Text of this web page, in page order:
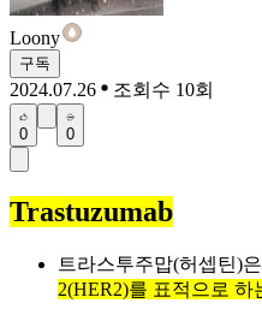
Loony
구독
2024.07.26 조회수 10회
0 0
Trastuzumab
트라스투주맙(허셉틴)은
2(HER2)를 표적으로 하